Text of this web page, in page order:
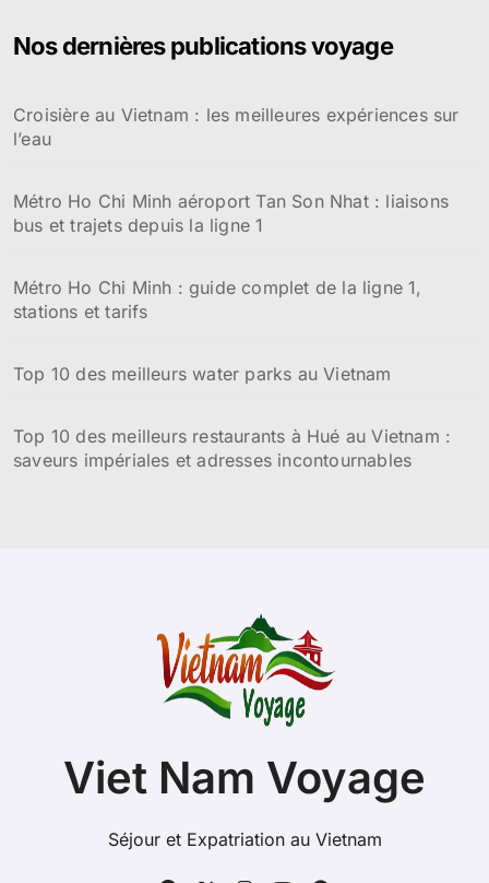
r
e
r
Nos dernières publications voyage
Croisière au Vietnam : les meilleures expériences sur
l’eau
Métro Ho Chi Minh aéroport Tan Son Nhat : liaisons
bus et trajets depuis la ligne 1
Métro Ho Chi Minh : guide complet de la ligne 1,
stations et tarifs
Top 10 des meilleurs water parks au Vietnam
Top 10 des meilleurs restaurants à Hué au Vietnam :
saveurs impériales et adresses incontournables
Viet Nam Voyage
Séjour et Expatriation au Vietnam